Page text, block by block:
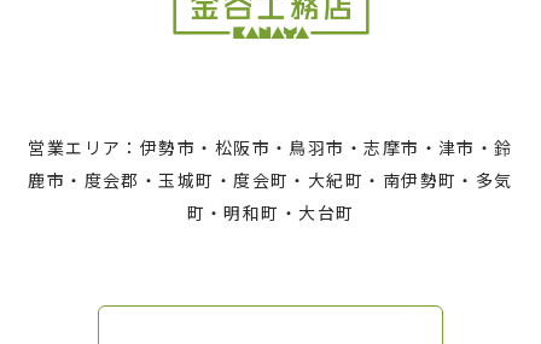
営業エリア：伊勢市・松阪市・鳥羽市・志摩市・津市・鈴
鹿市・度会郡・玉城町・度会町・大紀町・南伊勢町・多気
町・明和町・大台町